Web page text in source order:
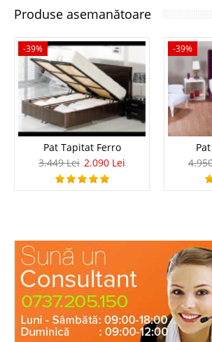
Produse asemanătoare
-39%
Pat Tapitat Ferro
3.449 Lei 2.090 Lei
-39%